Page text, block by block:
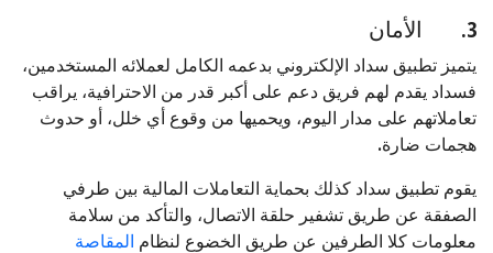
3. الأمان
يتميز تطبيق سداد الإلكتروني بدعمه الكامل لعملائه المستخدمين،
فسداد يقدم لهم فريق دعم على أكبر قدر من الاحترافية، يراقب
تعاملاتهم على مدار اليوم، ويحميها من وقوع أي خلل، أو حدوث
هجمات ضارة.
يقوم تطبيق سداد كذلك بحماية التعاملات المالية بين طرفي
الصفقة عن طريق تشفير حلقة الاتصال، والتأكد من سلامة
معلومات كلا الطرفين عن طريق الخضوع لنظام المقاصة